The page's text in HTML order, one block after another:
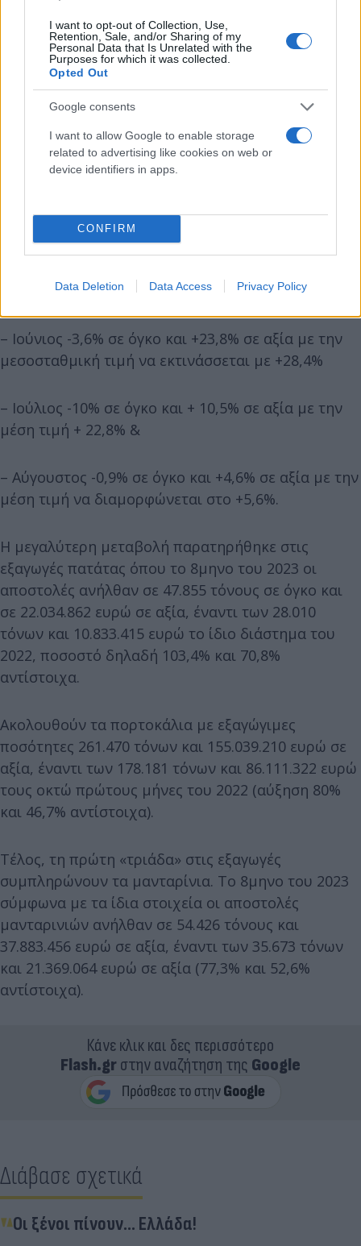
I want to opt-out of Collection, Use,
Retention, Sale, and/or Sharing of my
Personal Data that Is Unrelated with the
Purposes for which it was collected.
Opted Out
Google consents
I want to allow Google to enable storage
related to advertising like cookies on web or
device identifiers in apps.
CONFIRM
Data Deletion Data Access Privacy Policy
– Μάρτιος 61,8% σε όγκο και 54% σε αξία με την
μεσοσταθμική τιμή -4,8%
μεσοσταθμική τιμή. – 8,7%
μεσοσταθμική τιμή +8,3%
– Ιούνιος -3,6% σε όγκο και +23,8% σε αξία με την
μεσοσταθμική τιμή να εκτινάσσεται με +28,4%
– Ιούλιος -10% σε όγκο και + 10,5% σε αξία με την
μέση τιμή + 22,8% &
– Αύγουστος -0,9% σε όγκο και +4,6% σε αξία με την
μέση τιμή να διαμορφώνεται στο +5,6%.
Η μεγαλύτερη μεταβολή παρατηρήθηκε στις
εξαγωγές πατάτας όπου το 8μηνο του 2023 οι
αποστολές ανήλθαν σε 47.855 τόνους σε όγκο και
σε 22.034.862 ευρώ σε αξία, έναντι των 28.010
τόνων και 10.833.415 ευρώ το ίδιο διάστημα του
2022, ποσοστό δηλαδή 103,4% και 70,8%
αντίστοιχα.
Ακολουθούν τα πορτοκάλια με εξαγώγιμες
ποσότητες 261.470 τόνων και 155.039.210 ευρώ σε
αξία, έναντι των 178.181 τόνων και 86.111.322 ευρώ
τους οκτώ πρώτους μήνες του 2022 (αύξηση 80%
και 46,7% αντίστοιχα).
Τέλος, τη πρώτη «τριάδα» στις εξαγωγές
συμπληρώνουν τα μανταρίνια. Το 8μηνο του 2023
σύμφωνα με τα ίδια στοιχεία οι αποστολές
μανταρινιών ανήλθαν σε 54.426 τόνους και
37.883.456 ευρώ σε αξία, έναντι των 35.673 τόνων
και 21.369.064 ευρώ σε αξία (77,3% και 52,6%
αντίστοιχα).
Κάνε κλικ και δες περισσότερο
Flash.grστην αναζήτηση της Google
Διάβασε σχετικά
Οι ξένοι πίνουν... Ελλάδα!